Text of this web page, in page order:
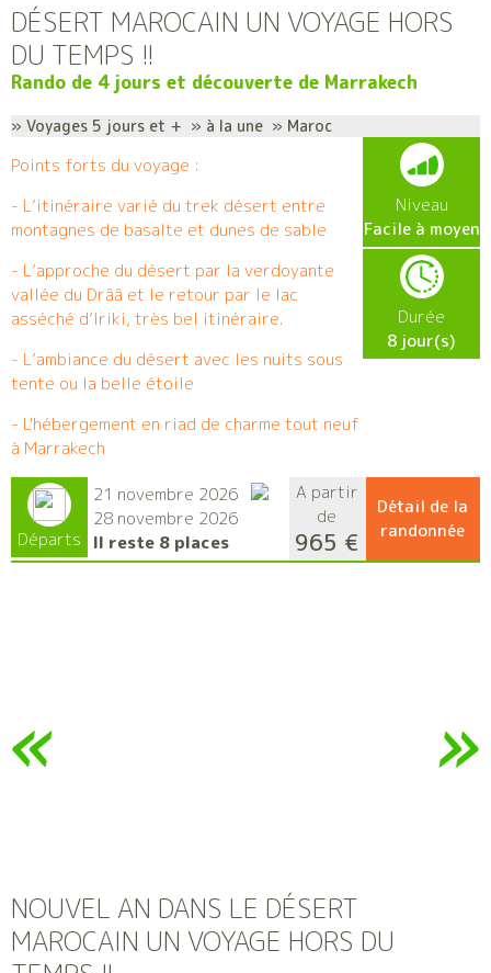
DÉSERT MAROCAIN UN VOYAGE HORS
DU TEMPS !!
Rando de 4 jours et découverte de Marrakech
» Voyages 5 jours et + » à la une » Maroc
Points forts du voyage :
- L’itinéraire varié du trek désert entre
montagnes de basalte et dunes de sable
- L’approche du désert par la verdoyante
vallée du Drââ et le retour par le lac
asséché d’Iriki, très bel itinéraire.
- L’ambiance du désert avec les nuits sous
tente ou la belle étoile
- L'hébergement en riad de charme tout neuf
à Marrakech
Niveau
Facile à moyen
Durée
8 jour(s)
Départs
21 novembre 2026
28 novembre 2026
Il reste 8 places
A partir
de
965 €
Détail de la
randonnée
NOUVEL AN DANS LE DÉSERT
MAROCAIN UN VOYAGE HORS DU